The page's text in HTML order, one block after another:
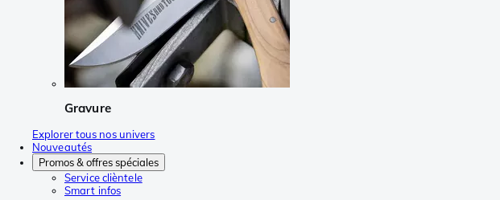
Gravure
Explorer tous nos univers
Nouveautés
Promos & offres spéciales
Service clièntele
Smart infos